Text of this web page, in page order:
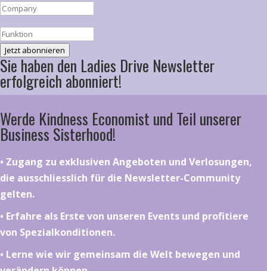
Jetzt abonnieren
Sie haben den Ladies Drive Newsletter
erfolgreich abonniert!
Werde Kindness Economist und Teil unserer
Business Sisterhood!
•⁠ ⁠⁠Zugang zu exklusiven Angeboten und Verlosungen,
die ausschliesslich für die Newsletter-Community
gelten.
•⁠ ⁠⁠Erfahre als Erste von unseren Events und profitiere
von Spezialkonditionen.
•⁠ ⁠⁠Lerne wie wir gemeinsam die Welt bewegen und